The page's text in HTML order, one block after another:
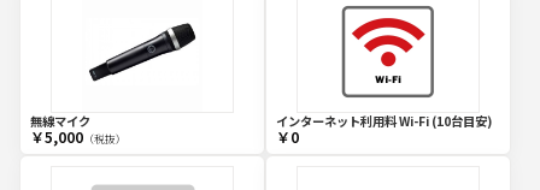
無線マイク
￥5,000（税抜）
インターネット利用料 Wi-Fi (10台目安)
￥0